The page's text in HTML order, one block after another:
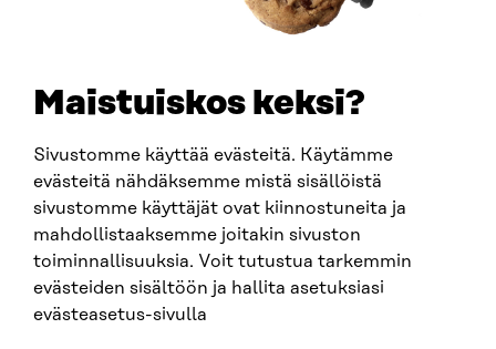
Maistuiskos keksi?
Sivustomme käyttää evästeitä. Käytämme
evästeitä nähdäksemme mistä sisällöistä
sivustomme käyttäjät ovat kiinnostuneita ja
mahdollistaaksemme joitakin sivuston
toiminnallisuuksia. Voit tutustua tarkemmin
evästeiden sisältöön ja hallita asetuksiasi
evästeasetus-sivulla
SITRA SOSIAALISESSA MEDIASSA
LinkedIn
Instagram
YouTube